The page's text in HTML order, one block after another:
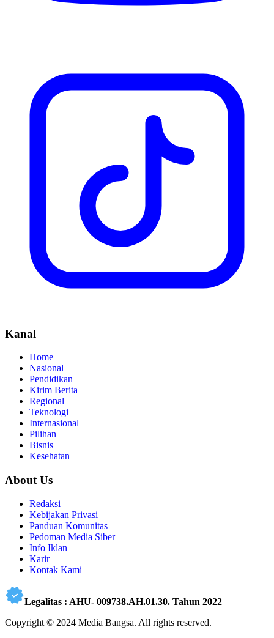
Kanal
Home
Nasional
Pendidikan
Kirim Berita
Regional
Teknologi
Internasional
Pilihan
Bisnis
Kesehatan
About Us
Redaksi
Kebijakan Privasi
Panduan Komunitas
Pedoman Media Siber
Info Iklan
Karir
Kontak Kami
Legalitas : AHU- 009738.AH.01.30. Tahun 2022
Copyright © 2024 Media Bangsa. All rights reserved.